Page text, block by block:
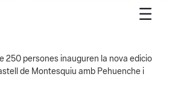
250 persones inauguren la nova edicio